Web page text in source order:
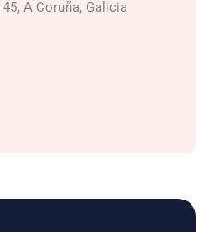
A Coruña, Galicia